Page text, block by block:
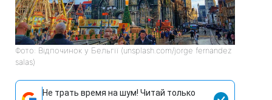
Фото: Відпочинок у Бельгії (unsplash.com/jorge fernandez
salas)
Не трать время на шум! Читай только